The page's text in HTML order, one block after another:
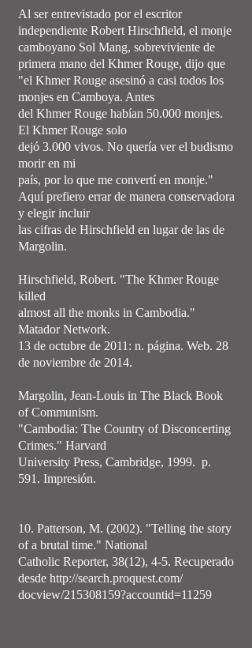
Al ser entrevistado por el escritor
independiente Robert Hirschfield, el monje
camboyano Sol Mang, sobreviviente de
primera mano del Khmer Rouge, dijo que
"el Khmer Rouge asesinó a casi todos los
monjes en Camboya. Antes
del Khmer Rouge habían 50.000 monjes.
El Khmer Rouge solo
dejó 3.000 vivos. No quería ver el budismo
morir en mi
país, por lo que me convertí en monje."
Aquí prefiero errar de manera conservadora
y elegir incluir
las cifras de Hirschfield en lugar de las de
Margolin.
Hirschfield, Robert. "The Khmer Rouge
killed
almost all the monks in Cambodia."
Matador Network.
13 de octubre de 2011: n. página. Web. 28
de noviembre de 2014.
Margolin, Jean-Louis in The Black Book
of Communism.
"Cambodia: The Country of Disconcerting
Crimes." Harvard
University Press, Cambridge, 1999. p.
591. Impresión.
10. Patterson, M. (2002). "Telling the story
of a brutal time." National
Catholic Reporter, 38(12), 4-5. Recuperado
desde http://search.proquest.com/
docview/215308159?accountid=11259